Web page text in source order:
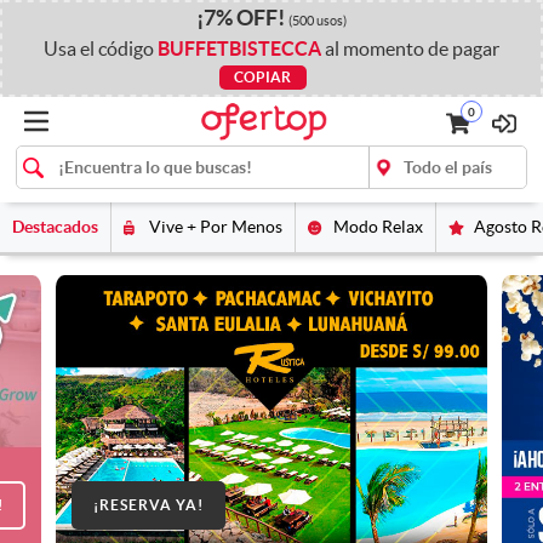
¡7%OFF! (500 usos)
Usa el código BUFFETBISTECCAal momento de pagar
COPIAR
0
Destacados Vive + Por Menos Modo Relax Agosto
¡RESERVA YA!